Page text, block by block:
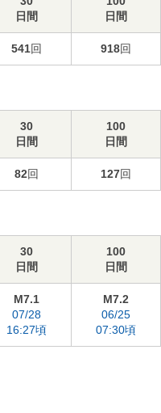
日間
日間
541回 918回
30
日間
100
日間
82回 127回
30
日間
100
日間
M7.1
07/28
16:27頃
M7.2
06/25
07:30頃